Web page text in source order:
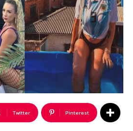
Twitter Pinterest